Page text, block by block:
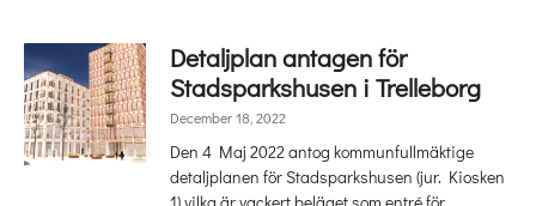
Detaljplan antagen för
Stadsparkshusen i Trelleborg
December 18, 2022
Den 4 Maj 2022 antog kommunfullmäktige
detaljplanen för Stadsparkshusen (jur. Kiosken